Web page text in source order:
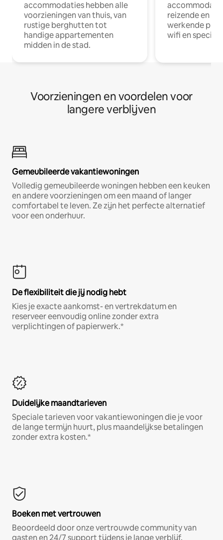
accommodaties hebben alle
voorzieningen van thuis, van
rustige berghutten tot
handige appartementen
midden in de stad.
reizende en
werkende
wifi en
Voorzieningen en voordelen voor
langere verblijven
Gemeubileerde vakantiewoningen
Volledig gemeubileerde woningen hebben een keuken
en andere voorzieningen om een maand of langer
comfortabel te leven. Ze zijn het perfecte alternatief
voor een onderhuur.
De flexibiliteit die jij nodig hebt
Kies je exacte aankomst- en vertrekdatum en
reserveer eenvoudig online zonder extra
verplichtingen of papierwerk.*
Duidelijke maandtarieven
Speciale tarieven voor vakantiewoningen die je voor
de lange termijn huurt, plus maandelijkse betalingen
zonder extra kosten.*
Boeken met vertrouwen
Beoordeeld door onze vertrouwde community van
gasten en 24/7 support tijdens je lange verblijf.